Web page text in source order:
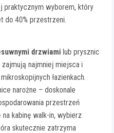
praktycznym wyborem, który
do 40% przestrzeni.
drzwiami lub prysznic
najmniej miejsca i
łazienkach.
narożne – doskonale
przestrzeń
kabinę walk-in, wybierz
skutecznie zatrzyma